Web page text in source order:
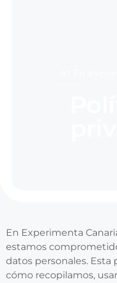
En Experimenta
estamos
datos personales.
cómo recopilamos,